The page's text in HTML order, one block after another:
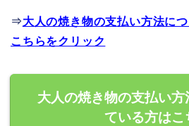
⇒大人の焼き物の支払い方法に
こちらをクリック
大人の焼き物の支払い
ている方はこ